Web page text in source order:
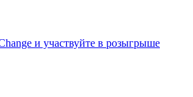
и участвуйте в розыгрыше